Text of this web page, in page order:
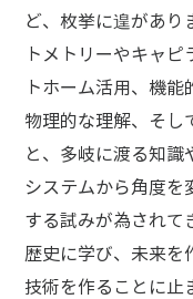
ど、枚挙に遑があり
トメトリーやキャ
トホーム活用、機
物理的な理解、そし
と、多岐に渡る知
システムから角度を
する試みが為されて
歴史に学び、未来を
技術を作ることに止